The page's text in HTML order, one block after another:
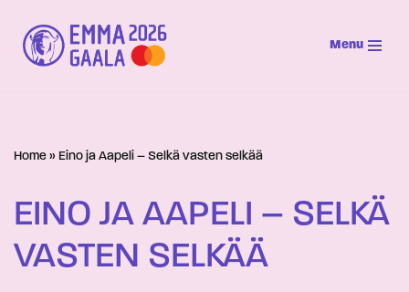
Siirry
suoraan
Menu
Home » Eino ja Aapeli – Selkä vasten selkää
EINO JA AAPELI – SELKÄ
VASTEN SELKÄÄ